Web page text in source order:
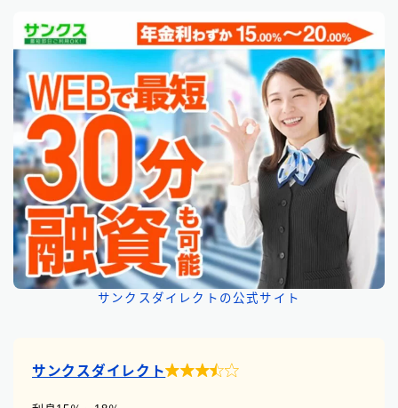
サンクスダイレクトの公式サイト
サンクスダイレクト